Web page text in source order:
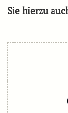
Sie hierzu